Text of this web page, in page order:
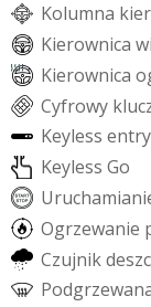
Kolumna kier
Kierownica wi
Kierownica o
Cyfrowy kluc
Keyless entry
Keyless Go
Uruchamiani
Ogrzewanie
Czujnikdeszc
Podgrzewan